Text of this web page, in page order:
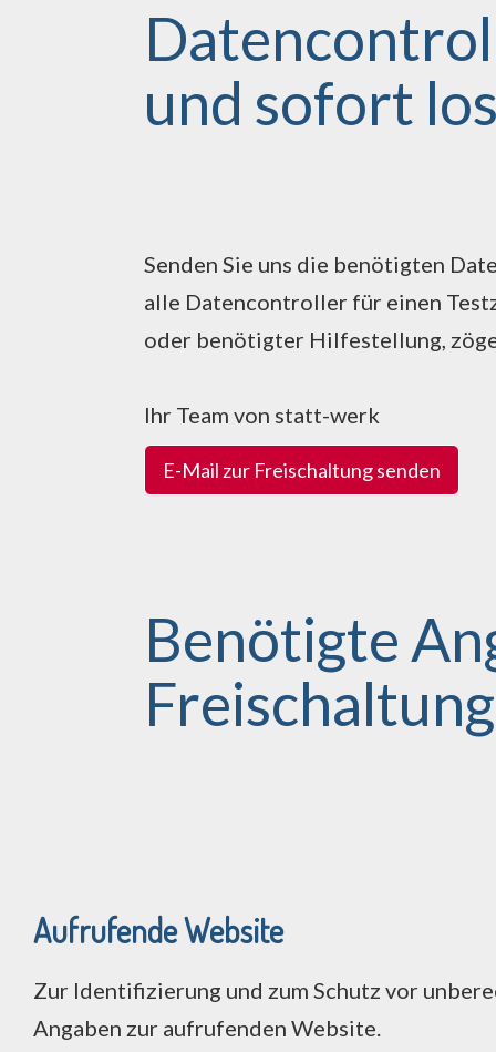
und sofort
Senden Sie uns die benötigten
alle Datencontroller für einen
oder benötigter Hilfestellung,
Ihr Team von statt-werk
E-Mail zur Freischaltung senden
Benötigte
Freischaltung
Aufrufende Website
Zur Identifizierung und zum Schutz vor
Angaben zur aufrufenden Website.